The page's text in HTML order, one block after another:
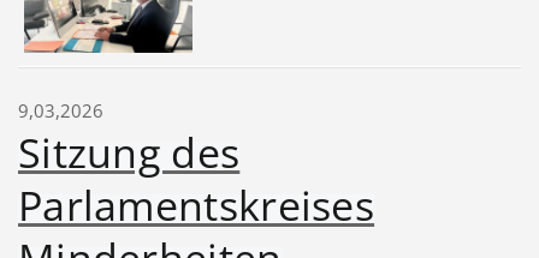
9,03,2026
Sitzung des
Parlamentskreises